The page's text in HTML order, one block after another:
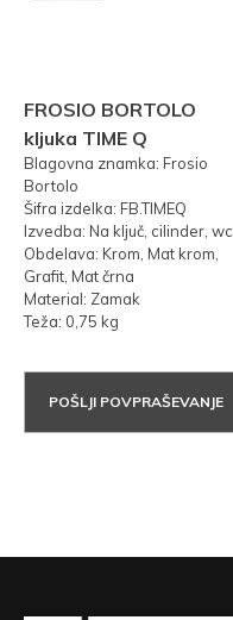
FROSIO BORTOLO
kljuka TIME Q
Blagovna znamka: Frosio
Bortolo
Šifra izdelka: FB.TIMEQ
Izvedba: Na ključ, cilinder, wc
Obdelava: Krom, Mat krom,
Grafit, Mat črna
Material: Zamak
Teža: 0,75 kg
POŠLJI POVPRAŠEVANJE